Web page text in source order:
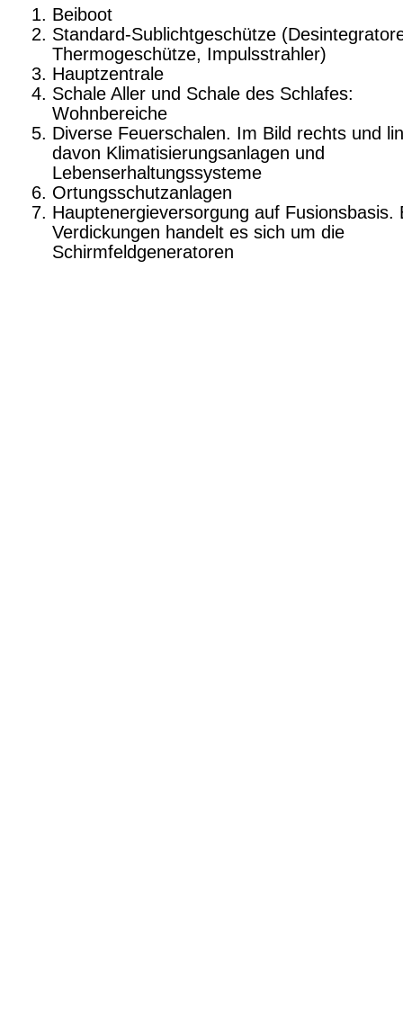
Beiboot
Standard-Sublichtgeschütze
Thermogeschütze, Impulsstrahler)
Hauptzentrale
Schale Aller und Schale des Schlafes:
Wohnbereiche
Diverse Feuerschalen. Im Bild rechts und
davon Klimatisierungsanlagen und
Lebenserhaltungssysteme
Ortungsschutzanlagen
Hauptenergieversorgung auf Fusionsbasis.
Verdickungen handelt es sich um die
Schirmfeldgeneratoren